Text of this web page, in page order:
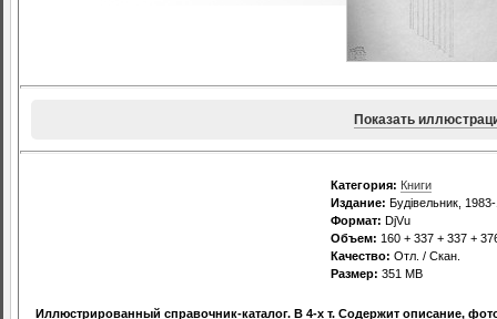
Показать
Категория: Книги
Издание: Будiвельник,
Формат: DjVu
Объем: 160 + 337 + 337 +
Качество: Отл. / Скан.
Размер: 351 МВ
Иллюстрированный справочник-каталог. В 4-х т. Содержит описание,